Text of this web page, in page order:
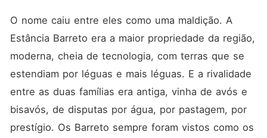
O nome caiu entre eles como uma maldição. A
Estância Barreto era a maior propriedade da região,
moderna, cheia de tecnologia, com terras que se
estendiam por léguas e mais léguas. E a rivalidade
entre as duas famílias era antiga, vinha de avós e
bisavós, de disputas por água, por pastagem, por
prestígio. Os Barreto sempre foram vistos como os